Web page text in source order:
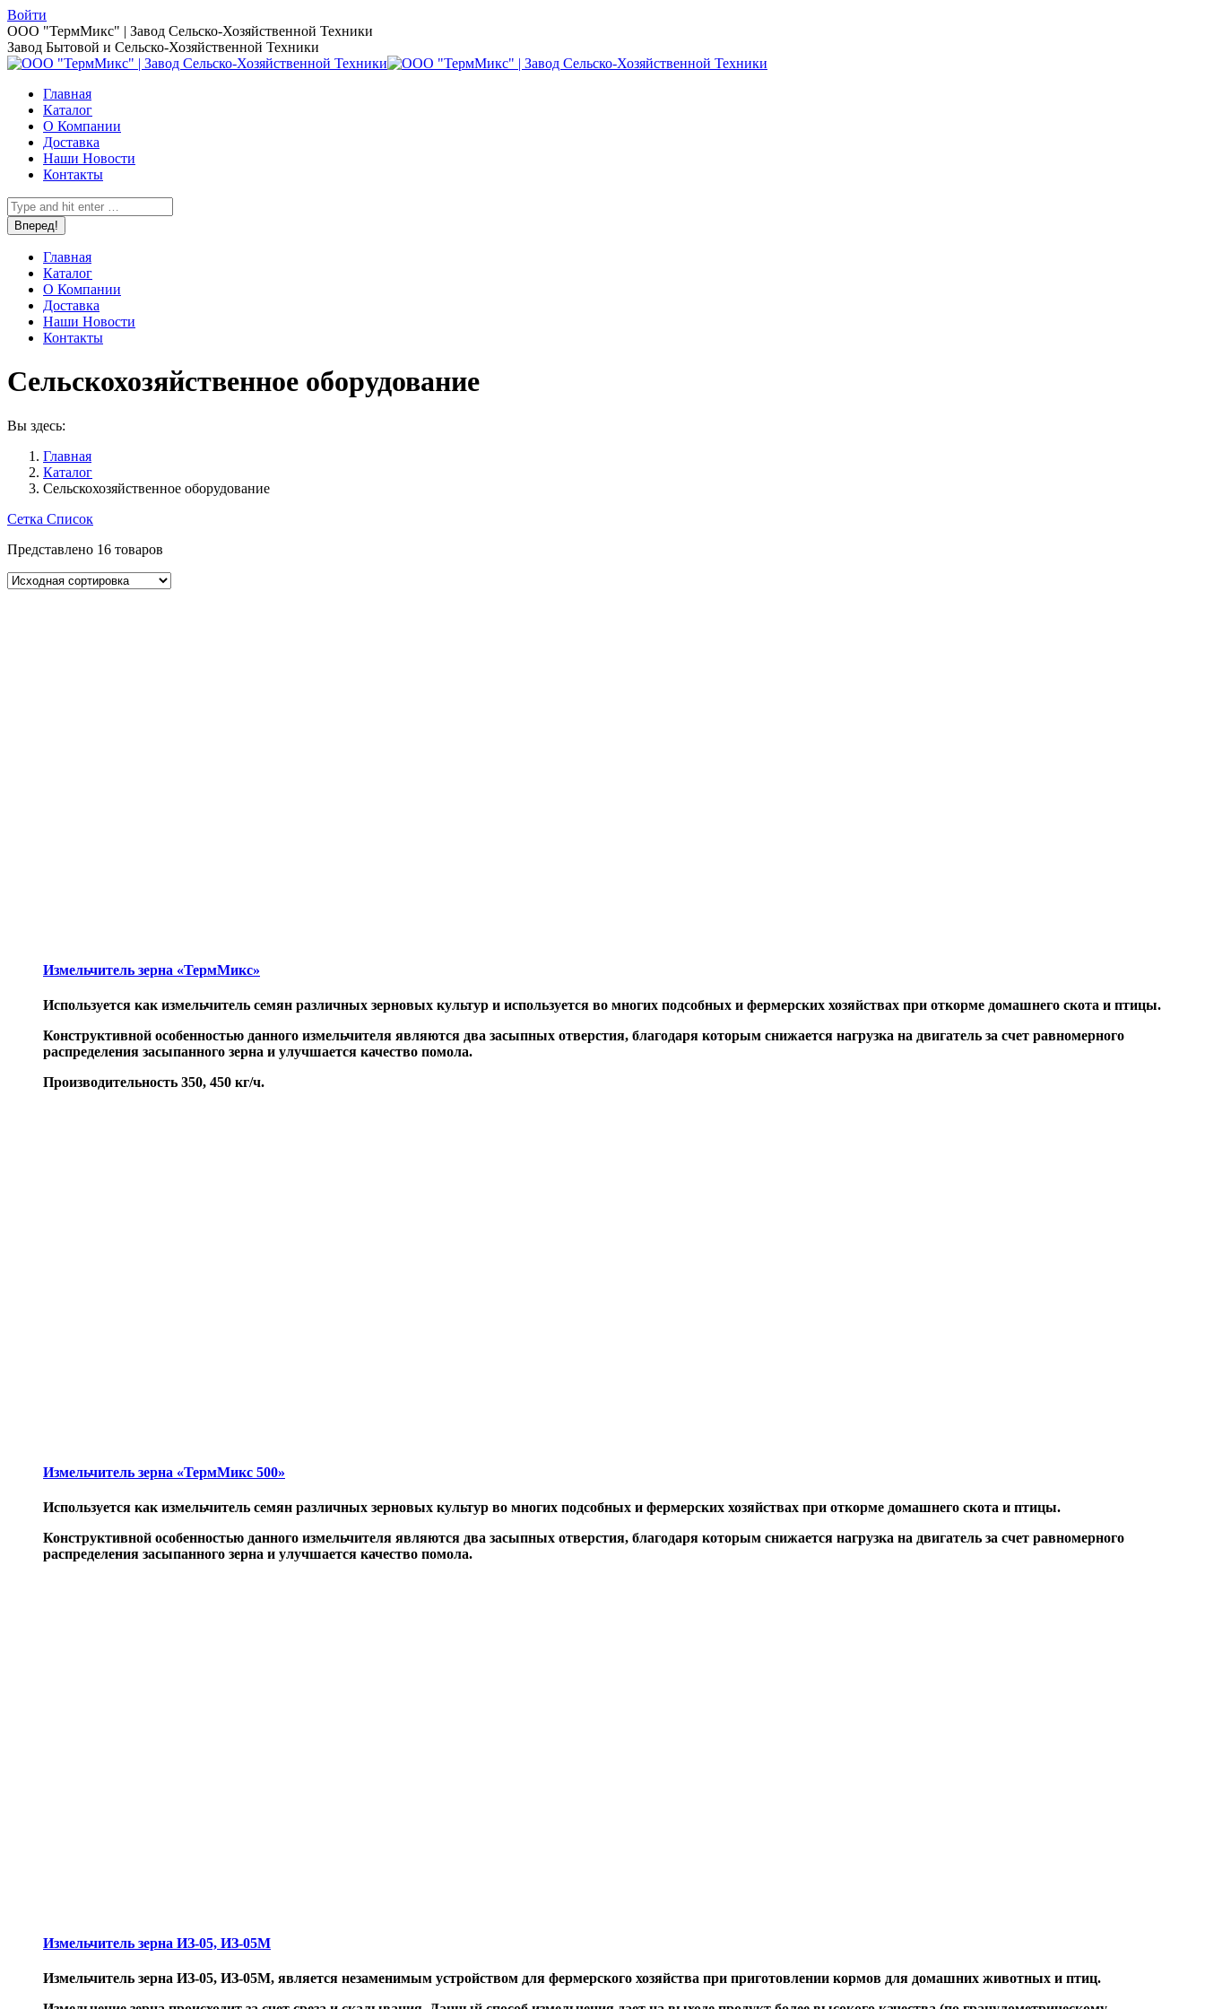
Перейти
к
содержанию
Войти
Страница
Вконтакте
открывается
новом
окне
ООО "ТермМикс" | Завод Сельско-Хозяйственной Техники
Завод Бытовой и Сельско-Хозяйственной Техники
Главная
Каталог
О Компании
Доставка
Наши Новости
Контакты
Поиск:
Главная
Каталог
О Компании
Доставка
Наши Новости
Контакты
Сельскохозяйственное оборудование
Вы здесь:
Главная
Каталог
Сельскохозяйственное оборудование
Сетка Список
Представлено 16 товаров
Измельчитель зерна «ТермМикс»
Используется как измельчитель семян различных зерновых культур и используется во многих подсобных и фермерских хозяйствах при откорме домашнего скота и птицы.
Конструктивной особенностью данного измельчителя являются два засыпных отверстия, благодаря которым снижается нагрузка на двигатель за счет равномерного
распределения засыпанного зерна и улучшается качество помола.
Производительность 350, 450 кг/ч.
Измельчитель зерна «ТермМикс 500»
Используется как измельчитель семян различных зерновых культур во многих подсобных и фермерских хозяйствах при откорме домашнего скота и птицы.
Конструктивной особенностью данного измельчителя являются два засыпных отверстия, благодаря которым снижается нагрузка на двигатель за счет равномерного
распределения засыпанного зерна и улучшается качество помола.
Измельчитель зерна ИЗ-05, ИЗ-05М
Измельчитель зерна ИЗ-05, ИЗ-05М, является незаменимым устройством для фермерского хозяйства при приготовлении кормов для домашних животных и птиц.